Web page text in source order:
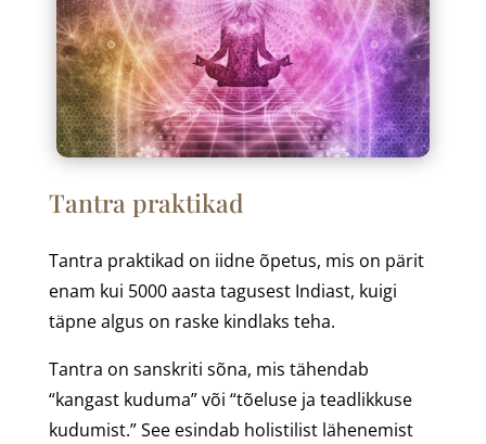
Tantra praktikad
Tantra praktikad on iidne õpetus, mis on pärit
enam kui 5000 aasta tagusest Indiast, kuigi
täpne algus on raske kindlaks teha.
Tantra on sanskriti sõna, mis tähendab
“kangast kuduma” või “tõeluse ja teadlikkuse
kudumist.” See esindab holistilist lähenemist